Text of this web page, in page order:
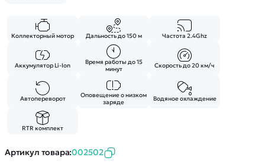
Коллекторный мотор Дальность до 150 м Частота 2.4Ghz
Аккумулятор Li-Ion
Время работы до 15
минут
Скорость до 20 км/ч
Автопереворот
Оповещение о низком
заряде
Водяное охлаждение
RTR комплект
Артикул товара:002502
Катера
Роботы
Самолеты
Сборные модели
Детские электромобили
Спецтехника
Железные дороги
Запчасти для моделей
Статьи про беспилотники
Обзор квадрокоптеров
Аренда Квадрокоптеров
Контакты
Помощь
Отследить заказ
Оплата на сайте